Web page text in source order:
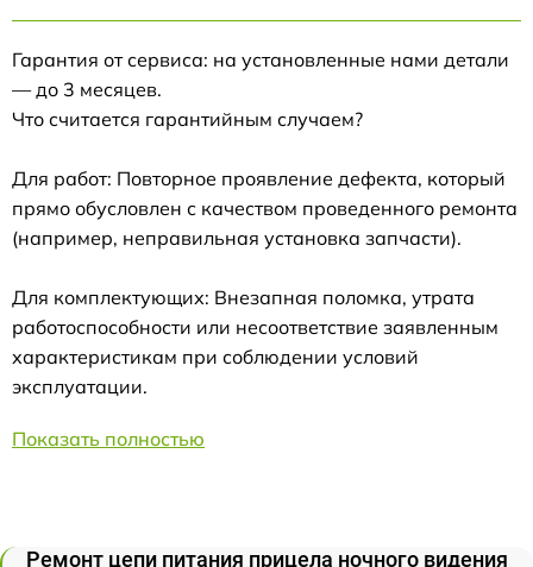
Гарантия от сервиса: на установленные нами детали
— до 3 месяцев.
Что считается гарантийным случаем?
Для работ: Повторное проявление дефекта, который
прямо обусловлен с качеством проведенного ремонта
(например, неправильная установка запчасти).
Для комплектующих: Внезапная поломка, утрата
работоспособности или несоответствие заявленным
характеристикам при соблюдении условий
эксплуатации.
Показать полностью
Ремонт цепи питания прицела ночного видения